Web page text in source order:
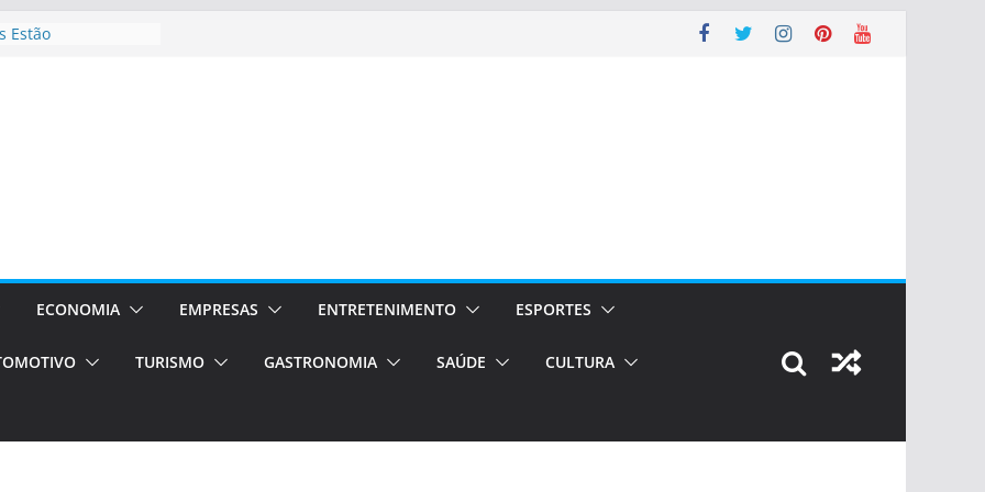
Estão
em Porto
de transfer,
de alto padrão
bolsas –
o segundo
únicas e
de volta!
ECONOMIA EMPRESAS ENTRETENIMENTO ESPORTES
TURISMO GASTRONOMIA SAÚDE CULTURA